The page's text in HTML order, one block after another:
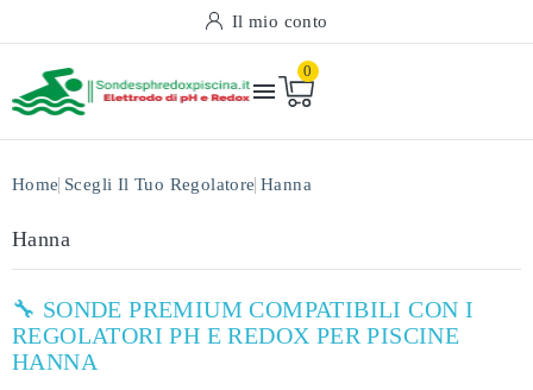
Il mio conto

0
Home Scegli Il Tuo Regolatore Hanna
Hanna
🔧 SONDE PREMIUM COMPATIBILI CON I
REGOLATORI PH E REDOX PER PISCINE
HANNA